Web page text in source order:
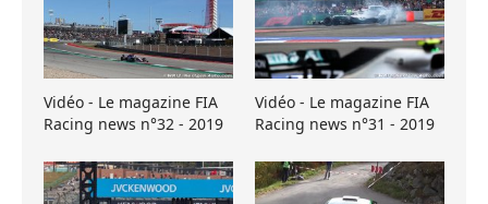
Vidéo - Le magazine FIA
Racing news n°32 - 2019
Vidéo - Le magazine FIA
Racing news n°31 - 2019